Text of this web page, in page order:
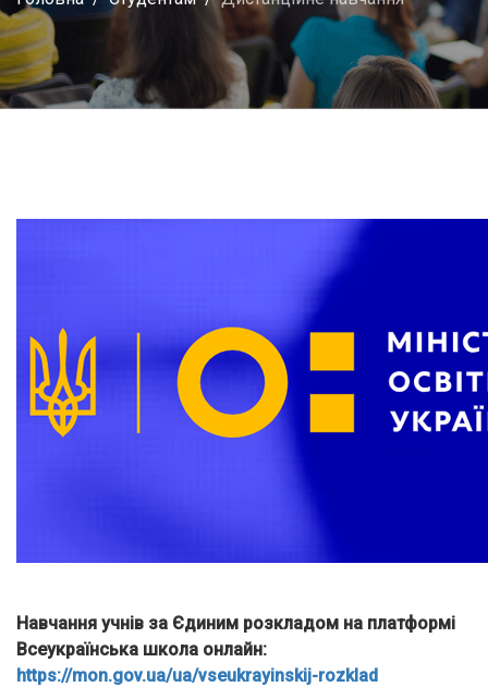
Навчання учнів за Єдиним розкладом на платформі
Всеукраїнська школа онлайн:
https://mon.gov.ua/ua/vseukrayinskij-rozklad